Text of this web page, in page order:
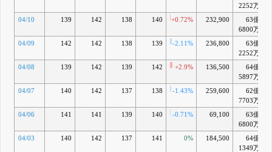
2252万
04/10
139 142 138 140 +0.72% 232,900
63億
6800万
04/09
142 142 138 139 -2.11% 236,800
63億
2252万
04/08
139 142 139 142 +2.9% 136,500
64億
5897万
04/07
140 142 137 138 -1.43% 259,600
62億
7703万
04/06 141 141 139 140 -0.71% 69,100
63億
6800万
04/03 140 142 137 141 0% 184,500
64億
1349万